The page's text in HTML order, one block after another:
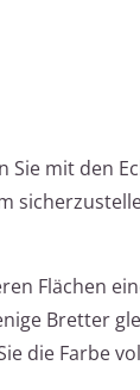
Sie mit den
Flächen
Bretter
die Farbe